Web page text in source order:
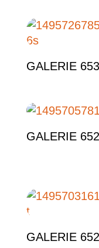
GALERIE
GALERIE
GALERIE